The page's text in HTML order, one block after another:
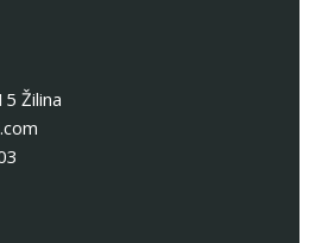
Žilina